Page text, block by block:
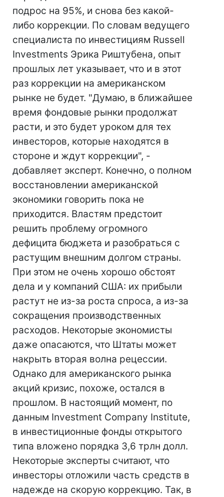
подрос на 95%, и снова без какой-
либо коррекции. По словам ведущего
специалиста по инвестициям Russell
Investments Эрика Риштубена, опыт
прошлых лет указывает, что и в этот
раз коррекции на американском
рынке не будет. "Думаю, в ближайшее
время фондовые рынки продолжат
расти, и это будет уроком для тех
инвесторов, которые находятся в
стороне и ждут коррекции", -
добавляет эксперт. Конечно, о полном
восстановлении американской
экономики говорить пока не
приходится. Властям предстоит
решить проблему огромного
дефицита бюджета и разобраться с
растущим внешним долгом страны.
При этом не очень хорошо обстоят
дела и у компаний США: их прибыли
растут не из-за роста спроса, а из-за
сокращения производственных
расходов. Некоторые экономисты
даже опасаются, что Штаты может
накрыть вторая волна рецессии.
Однако для американского рынка
акций кризис, похоже, остался в
прошлом. В настоящий момент, по
данным Investment Company Institute,
в инвестиционные фонды открытого
типа вложено порядка 3,6 трлн долл.
Некоторые эксперты считают, что
инвесторы отложили часть средств в
надежде на скорую коррекцию. Так, в